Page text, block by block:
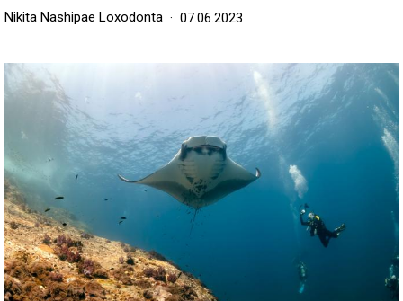
Nikita Nashipae Loxodonta 07.06.2023
Image